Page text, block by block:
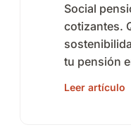
Social
cotizantes.
tu pensión
Leer artículo